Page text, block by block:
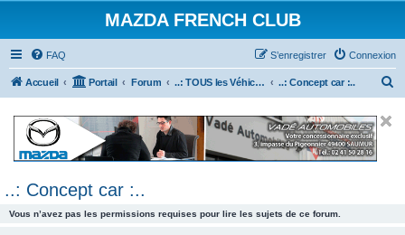
MAZDA FRENCH CLUB
FAQ Connexion
S’enregistrer
Accueil Portail Forum ..: TOUS les Véhicules MAZDA :.. ..: Concept car :..
..: Concept car :..
Vous n’avez pas les permissions requises pour lire les sujets de ce forum.